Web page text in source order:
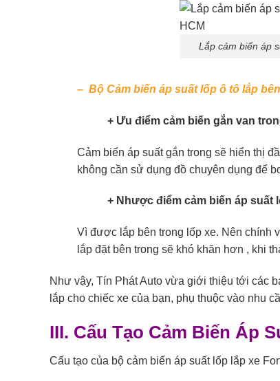
Lắp cảm biến áp
– Bộ Cảm biến áp suất lốp ô tô lắp
+ Ưu điểm cảm biến gắn van
Cảm biến áp suất gắn trong sẽ hiển thị
không cần sử dụng đồ chuyên dụng để
+ Nhược điểm cảm biến áp suất
Vì được lắp bên trong lốp xe. Nên chính
lắp đặt bên trong sẽ khó khăn hơn , khi
Như vậy, Tín Phát Auto vừa giới thiệu tới các
lắp cho chiếc xe của bạn, phụ thuộc vào nhu
III. Cấu Tạo Cảm Biến Áp
Cấu tạo của bộ cảm biến áp suất lốp lắp xe